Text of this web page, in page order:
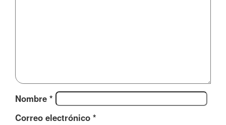
Nombre *
Correo electrónico *